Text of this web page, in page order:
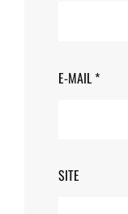
E-MAIL*
SITE